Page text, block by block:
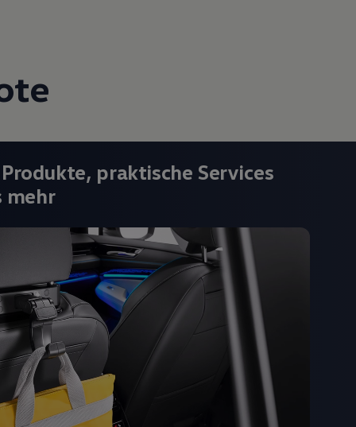
praktische Services
mehr